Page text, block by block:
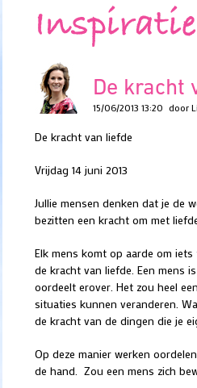
Inspiratie
De kracht
15/06/2013 13:20 door
De kracht van liefde
Vrijdag 14 juni 2013
Jullie mensen denken dat je de
bezitten een kracht om met
Elk mens komt op aarde om
de kracht van liefde. Een mens
oordeelt erover. Het zou heel
situaties kunnen veranderen.
de kracht van de dingen die je
Op deze manier werken
de hand. Zou een mens zich